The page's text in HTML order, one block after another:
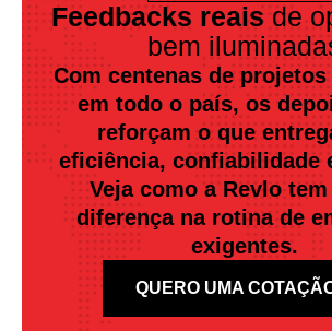
Feedbacks reaisde
bem
Com centenas de
em todo o país, os
reforçam o que
eficiência, confiabilidade
Veja como a Revlo
diferença na rotina de
exigentes.
QUERO UMA